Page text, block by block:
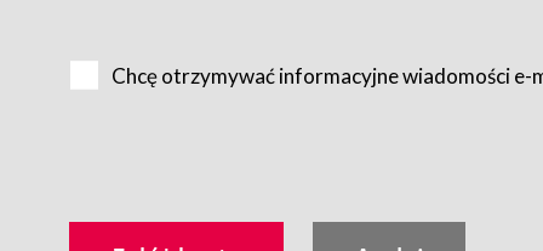
Usługobiorca przed rozpoczęciem korzystania z
utrwalenie i wydrukowanie.
Chcę otrzymywać informacyjne wiadomości e-